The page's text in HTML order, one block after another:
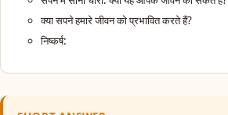
क्या सपने हमारे जीवन को प्रभावित करते हैं?
निष्कर्ष: